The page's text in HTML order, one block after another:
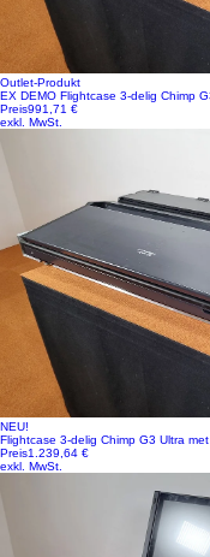
Outlet-Produkt
EX DEMO Flightcase 3-delig Chimp
Preis991,71 €
exkl. MwSt.
NEU!
Flightcase 3-delig Chimp G3 Ultra
Preis1.239,64 €
exkl. MwSt.